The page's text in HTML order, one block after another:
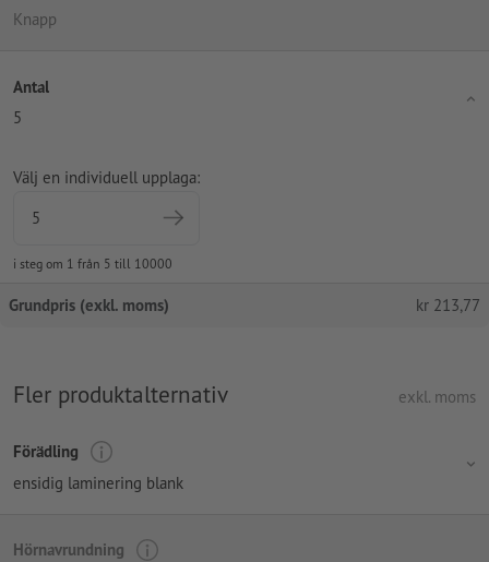
Knapp
Antal
5
Välj en individuell upplaga:
i steg om 1 från 5 till 10000
Grundpris (exkl. moms) kr 213,77
Fler produktalternativ exkl. moms
Förädling
ensidig laminering blank
Hörnavrundning